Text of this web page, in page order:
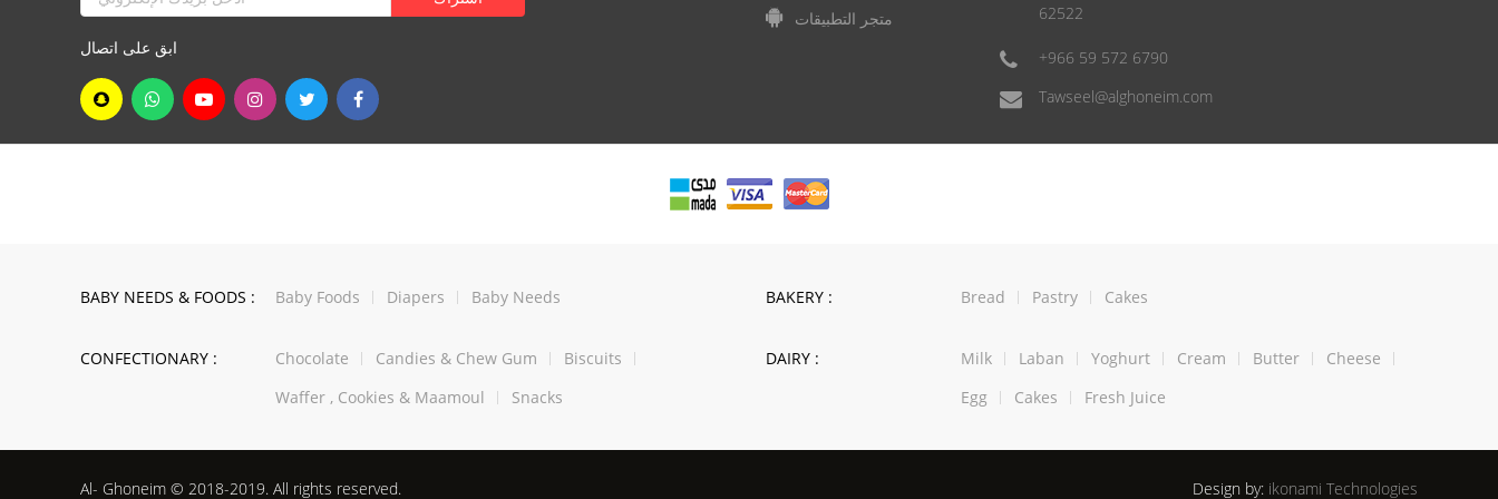
ابق على اتصال
متجر التطبيقات
62522
+966 59 572 6790
Tawseel@alghoneim.com
BABY NEEDS & FOODS : Baby Foods Diapers Baby Needs BAKERY : Bread Pastry Cakes
CONFECTIONARY : Chocolate Candies & Chew Gum
Biscuits
Waffer , Cookies & Maamoul
Snacks
DAIRY : Milk Laban Yoghurt Cream Butter
Cheese
Egg
Cakes Fresh Juice
Al- Ghoneim © 2018-2019. All rights reserved. Design by: ikonami Technologies